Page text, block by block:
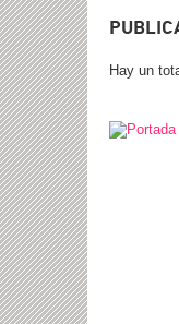
Hay un